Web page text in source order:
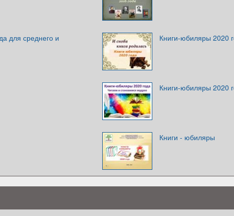
для среднего и
Книги-юбиляры 2020
Книги-юбиляры 2020
Книги - юбиляры